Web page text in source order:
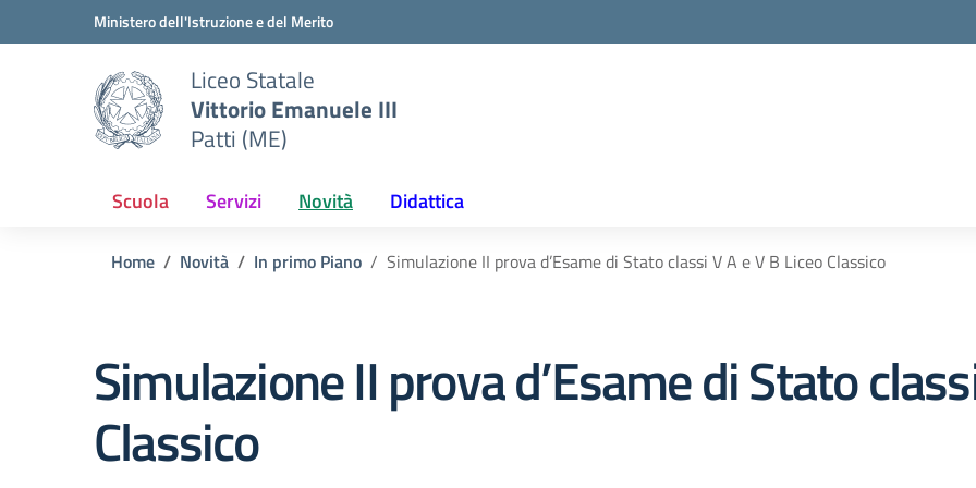
Vai ai contenuti
Vai al menu di navigazioneMinistero dell'Istruzione e del Merito
Liceo Statale
Vittorio Emanuele III
Patti (ME)
Scuola Servizi Novità Didattica
Home Novità In primo Piano Simulazione II prova d’Esame di Stato classi V A e V B Liceo Classico
Simulazione II prova d’Esame di Stato
Classico